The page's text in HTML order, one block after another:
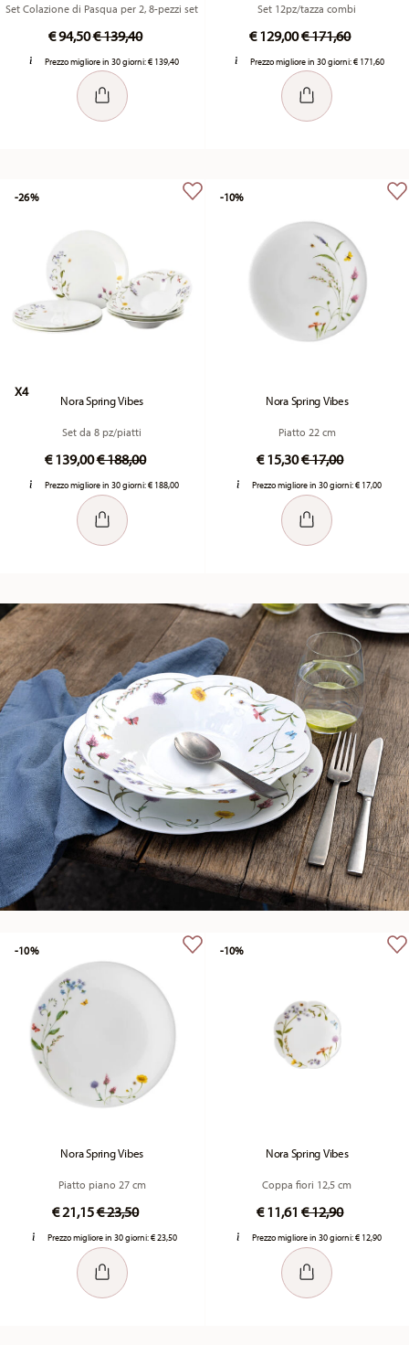
Set Colazione di Pasqua per 2, 8-pezzi set
€ 94,50Price reduced from
€ 139,40to
Prezzo migliore in 30 giorni:€ 139,40
Set 12pz/tazza combi
€ 129,00Price reduced
€ 171,60to
Prezzo migliore in 30 giorni:€ 171,60
X4
Nora Spring Vibes
Set da 8 pz/piatti
€ 139,00Price reduced from
€ 188,00to
Prezzo migliore in 30 giorni:€ 188,00
-26%
Nora Spring Vibes
Piatto 22 cm
€ 15,30Price reduced
€ 17,00to
Prezzo migliore in 30 giorni:€ 17,00
-10%
Nora Spring Vibes
Piatto piano 27 cm
€ 21,15Price reduced from
€ 23,50to
Prezzo migliore in 30 giorni:€ 23,50
-10%
Nora Spring Vibes
Coppa fiori 12,5 cm
€ 11,61Price reduced
€ 12,90to
Prezzo migliore in 30 giorni:€ 12,90
-10%